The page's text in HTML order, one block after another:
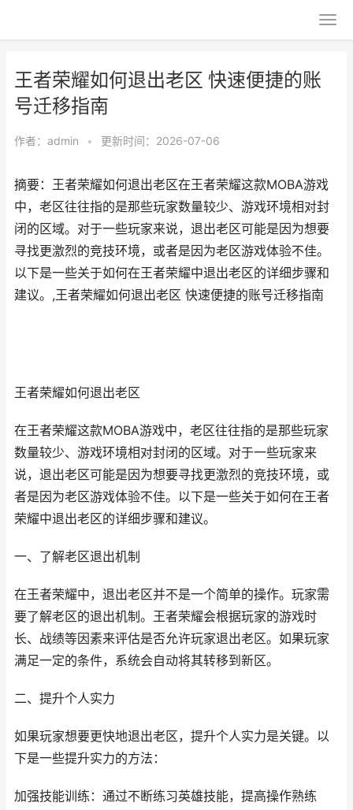
王者荣耀如何退出老区 快速便捷的账
号迁移指南
作者： admin • 更新时间：2026-07-06
摘要：王者荣耀如何退出老区在王者荣耀这款MOBA游戏
中，老区往往指的是那些玩家数量较少、游戏环境相对封
闭的区域。对于一些玩家来说，退出老区可能是因为想要
寻找更激烈的竞技环境，或者是因为老区游戏体验不佳。
以下是一些关于如何在王者荣耀中退出老区的详细步骤和
建议。,王者荣耀如何退出老区 快速便捷的账号迁移指南
王者荣耀如何退出老区
在王者荣耀这款MOBA游戏中，老区往往指的是那些玩家
数量较少、游戏环境相对封闭的区域。对于一些玩家来
说，退出老区可能是因为想要寻找更激烈的竞技环境，或
者是因为老区游戏体验不佳。以下是一些关于如何在王者
荣耀中退出老区的详细步骤和建议。
一、了解老区退出机制
在王者荣耀中，退出老区并不是一个简单的操作。玩家需
要了解老区的退出机制。王者荣耀会根据玩家的游戏时
长、战绩等因素来评估是否允许玩家退出老区。如果玩家
满足一定的条件，系统会自动将其转移到新区。
二、提升个人实力
如果玩家想要更快地退出老区，提升个人实力是关键。以
下是一些提升实力的方法：
加强技能训练：通过不断练习英雄技能，提高操作熟练